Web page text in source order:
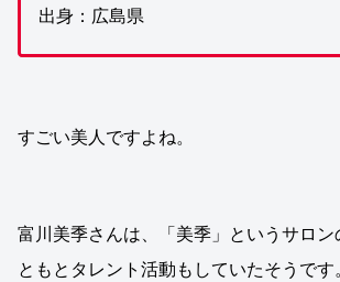
出身：広島県
すごい美人ですよね。
富川美季さんは、「美季」というサロ
ともとタレント活動もしていたそうです。